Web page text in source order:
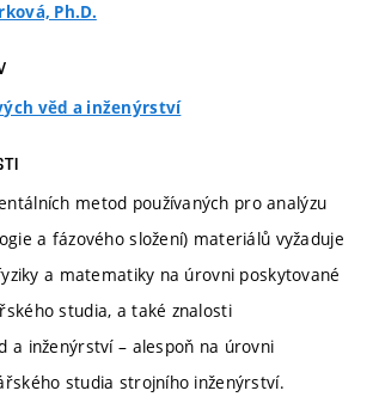
Ph.D.
věd a inženýrství
metod používaných pro analýzu
a fázového složení) materiálů vyžaduje
a matematiky na úrovni poskytované
studia, a také znalosti
a inženýrství – alespoň na úrovni
studia strojního inženýrství.